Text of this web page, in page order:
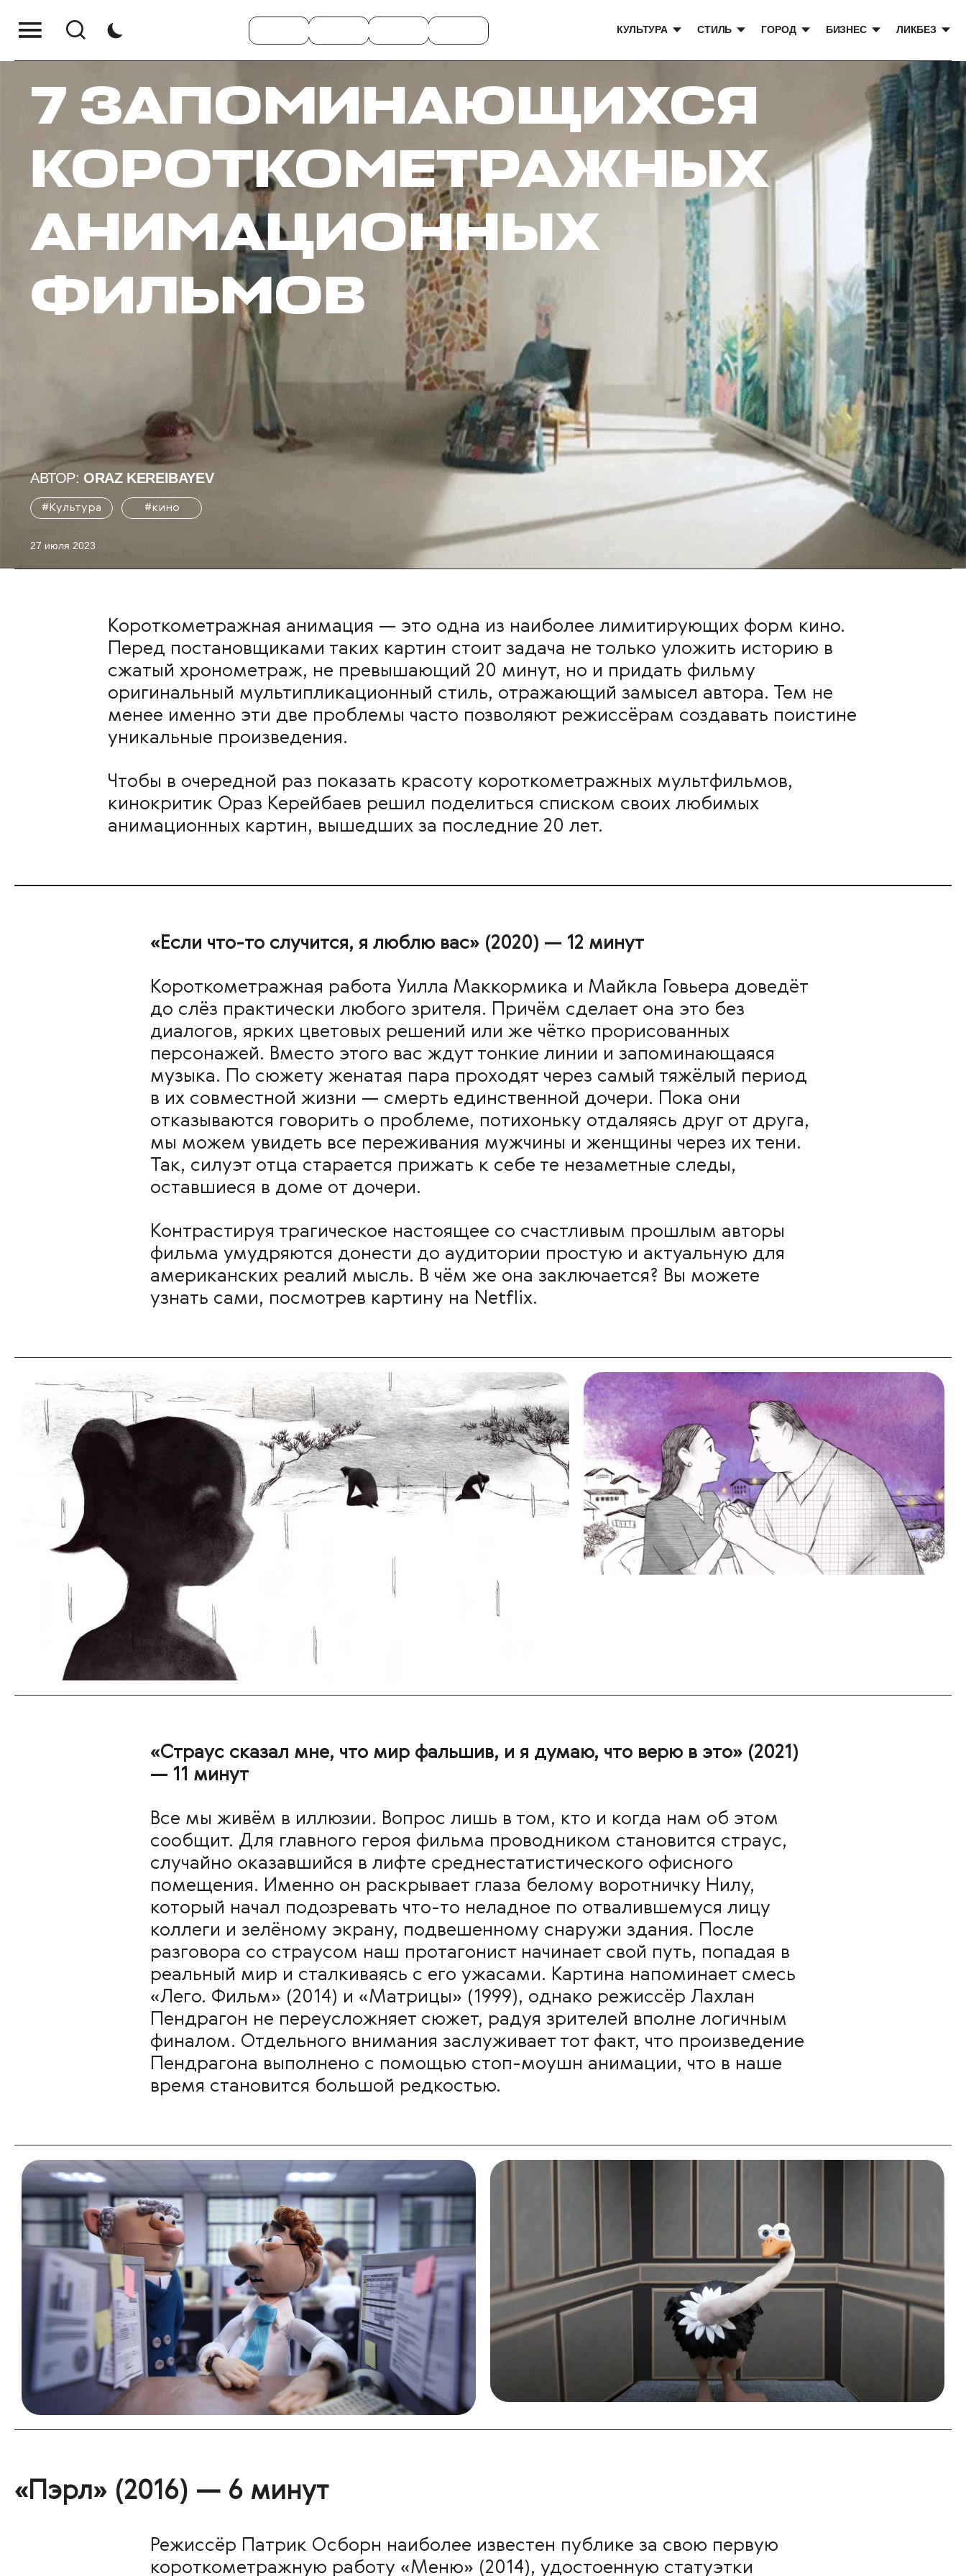
КУЛЬТУРА СТИЛЬ ГОРОД БИЗНЕС ЛИКБЕЗ
7 ЗАПОМИНАЮЩИХСЯ
КОРОТКОМЕТРАЖНЫХ
АНИМАЦИОННЫХ
ФИЛЬМОВ
АВТОР: ORAZ KEREIBAYEV
#Культура #кино
27 июля 2023
Короткометражная анимация — это одна из наиболее лимитирующих форм кино.
Перед постановщиками таких картин стоит задача не только уложить историю в
сжатый хронометраж, не превышающий 20 минут, но и придать фильму
оригинальный мультипликационный стиль, отражающий замысел автора. Тем не
менее именно эти две проблемы часто позволяют режиссёрам создавать поистине
уникальные произведения.
Чтобы в очередной раз показать красоту короткометражных мультфильмов,
кинокритик Ораз Керейбаев решил поделиться списком своих любимых
анимационных картин, вышедших за последние 20 лет.
«Если что-то случится, я люблю вас» (2020) — 12 минут
Короткометражная работа Уилла Маккормика и Майкла Говьера доведёт
до слёз практически любого зрителя. Причём сделает она это без
диалогов, ярких цветовых решений или же чётко прорисованных
персонажей. Вместо этого вас ждут тонкие линии и запоминающаяся
музыка. По сюжету женатая пара проходят через самый тяжёлый период
в их совместной жизни — смерть единственной дочери. Пока они
отказываются говорить о проблеме, потихоньку отдаляясь друг от друга,
мы можем увидеть все переживания мужчины и женщины через их тени.
Так, силуэт отца старается прижать к себе те незаметные следы,
оставшиеся в доме от дочери.
Контрастируя трагическое настоящее со счастливым прошлым авторы
фильма умудряются донести до аудитории простую и актуальную для
американских реалий мысль. В чём же она заключается? Вы можете
узнать сами, посмотрев картину на Netflix.
«Страус сказал мне, что мир фальшив, и я думаю, что верю в это» (2021)
— 11 минут
Все мы живём в иллюзии. Вопрос лишь в том, кто и когда нам об этом
сообщит. Для главного героя фильма проводником становится страус,
случайно оказавшийся в лифте среднестатистического офисного
помещения. Именно он раскрывает глаза белому воротничку Нилу,
который начал подозревать что-то неладное по отвалившемуся лицу
коллеги и зелёному экрану, подвешенному снаружи здания. После
разговора со страусом наш протагонист начинает свой путь, попадая в
реальный мир и сталкиваясь с его ужасами. Картина напоминает смесь
«Лего. Фильм» (2014) и «Матрицы» (1999), однако режиссёр Лахлан
Пендрагон не переусложняет сюжет, радуя зрителей вполне логичным
финалом. Отдельного внимания заслуживает тот факт, что произведение
Пендрагона выполнено с помощью стоп-моушн анимации, что в наше
время становится большой редкостью.
«Пэрл» (2016) — 6 минут
Режиссёр Патрик Осборн наиболее известен публике за свою первую
короткометражную работу «Меню» (2014), удостоенную статуэтки